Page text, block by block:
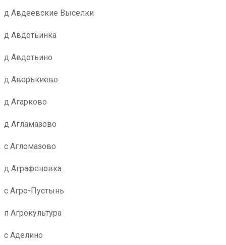
д Авдеевские Выселки
д Авдотьинка
д Авдотьино
д Аверькиево
д Агарково
д Агламазово
с Агломазово
д Аграфеновка
с Агро-Пустынь
п Агрокультура
с Аделино